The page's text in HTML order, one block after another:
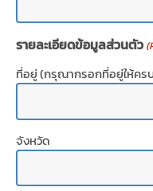
รายละเอียดข้อมูลส่วนตัว
ที่อยู่ (กรุณากรอกที่อยู่ให้คร
จังหวัด